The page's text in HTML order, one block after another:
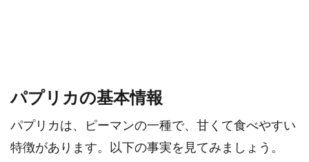
パプリカの基本情報
パプリカは、ピーマンの一種で、甘くて食べやすい
特徴があります。以下の事実を見てみましょう。